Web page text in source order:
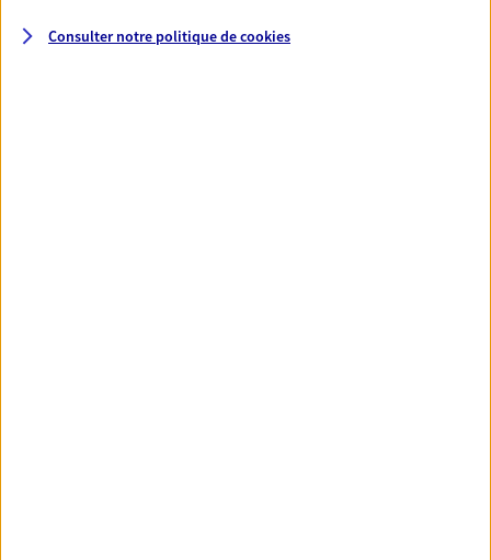
pour diversifier vos placements et protéger vos actifs.
Consulter notre politique decookies